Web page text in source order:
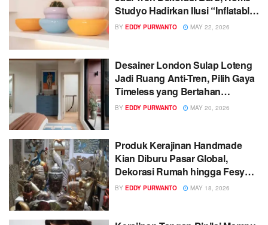
Studyo Hadirkan Ilusi “Inflatable
Decor”
BY EDDY PURWANTO MAY 22, 2026
Desainer London Sulap Loteng
Jadi Ruang Anti-Tren, Pilih Gaya
Timeless yang Bertahan
Puluhan Tahun
BY EDDY PURWANTO MAY 20, 2026
Produk Kerajinan Handmade
Kian Diburu Pasar Global,
Dekorasi Rumah hingga Fesyen
Etnik Mendominasi
BY EDDY PURWANTO MAY 18, 2026